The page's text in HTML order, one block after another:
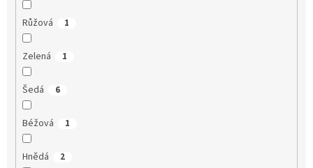
Růžová 1
Zelená 1
Šedá 6
Béžová 1
Hnědá 2